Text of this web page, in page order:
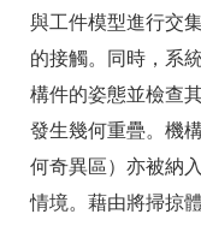
與工件模型進行交
的接觸。同時，系
構件的姿態並檢查
發生幾何重疊。機
何奇異區）亦被納
情境。藉由將掃掠